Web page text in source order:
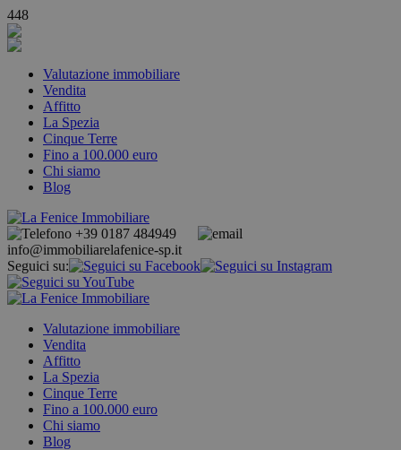
448
Valutazione immobiliare
Vendita
Affitto
La Spezia
Cinque Terre
Fino a 100.000 euro
Chi siamo
Blog
+39 0187 484949
info@immobiliarelafenice-sp.it
Seguici su:
Valutazione immobiliare
Vendita
Affitto
La Spezia
Cinque Terre
Fino a 100.000 euro
Chi siamo
Blog